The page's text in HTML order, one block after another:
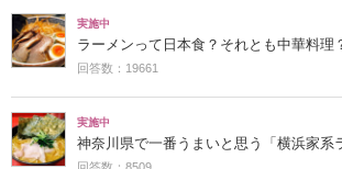
実施中
ラーメンって日本食？それとも中華料理
回答数：19661
実施中
神奈川県で一番うまいと思う「横浜家系